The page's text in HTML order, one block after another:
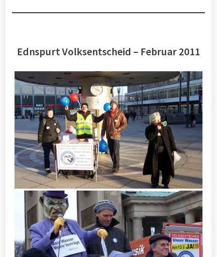
Ednspurt Volksentscheid – Februar 2011